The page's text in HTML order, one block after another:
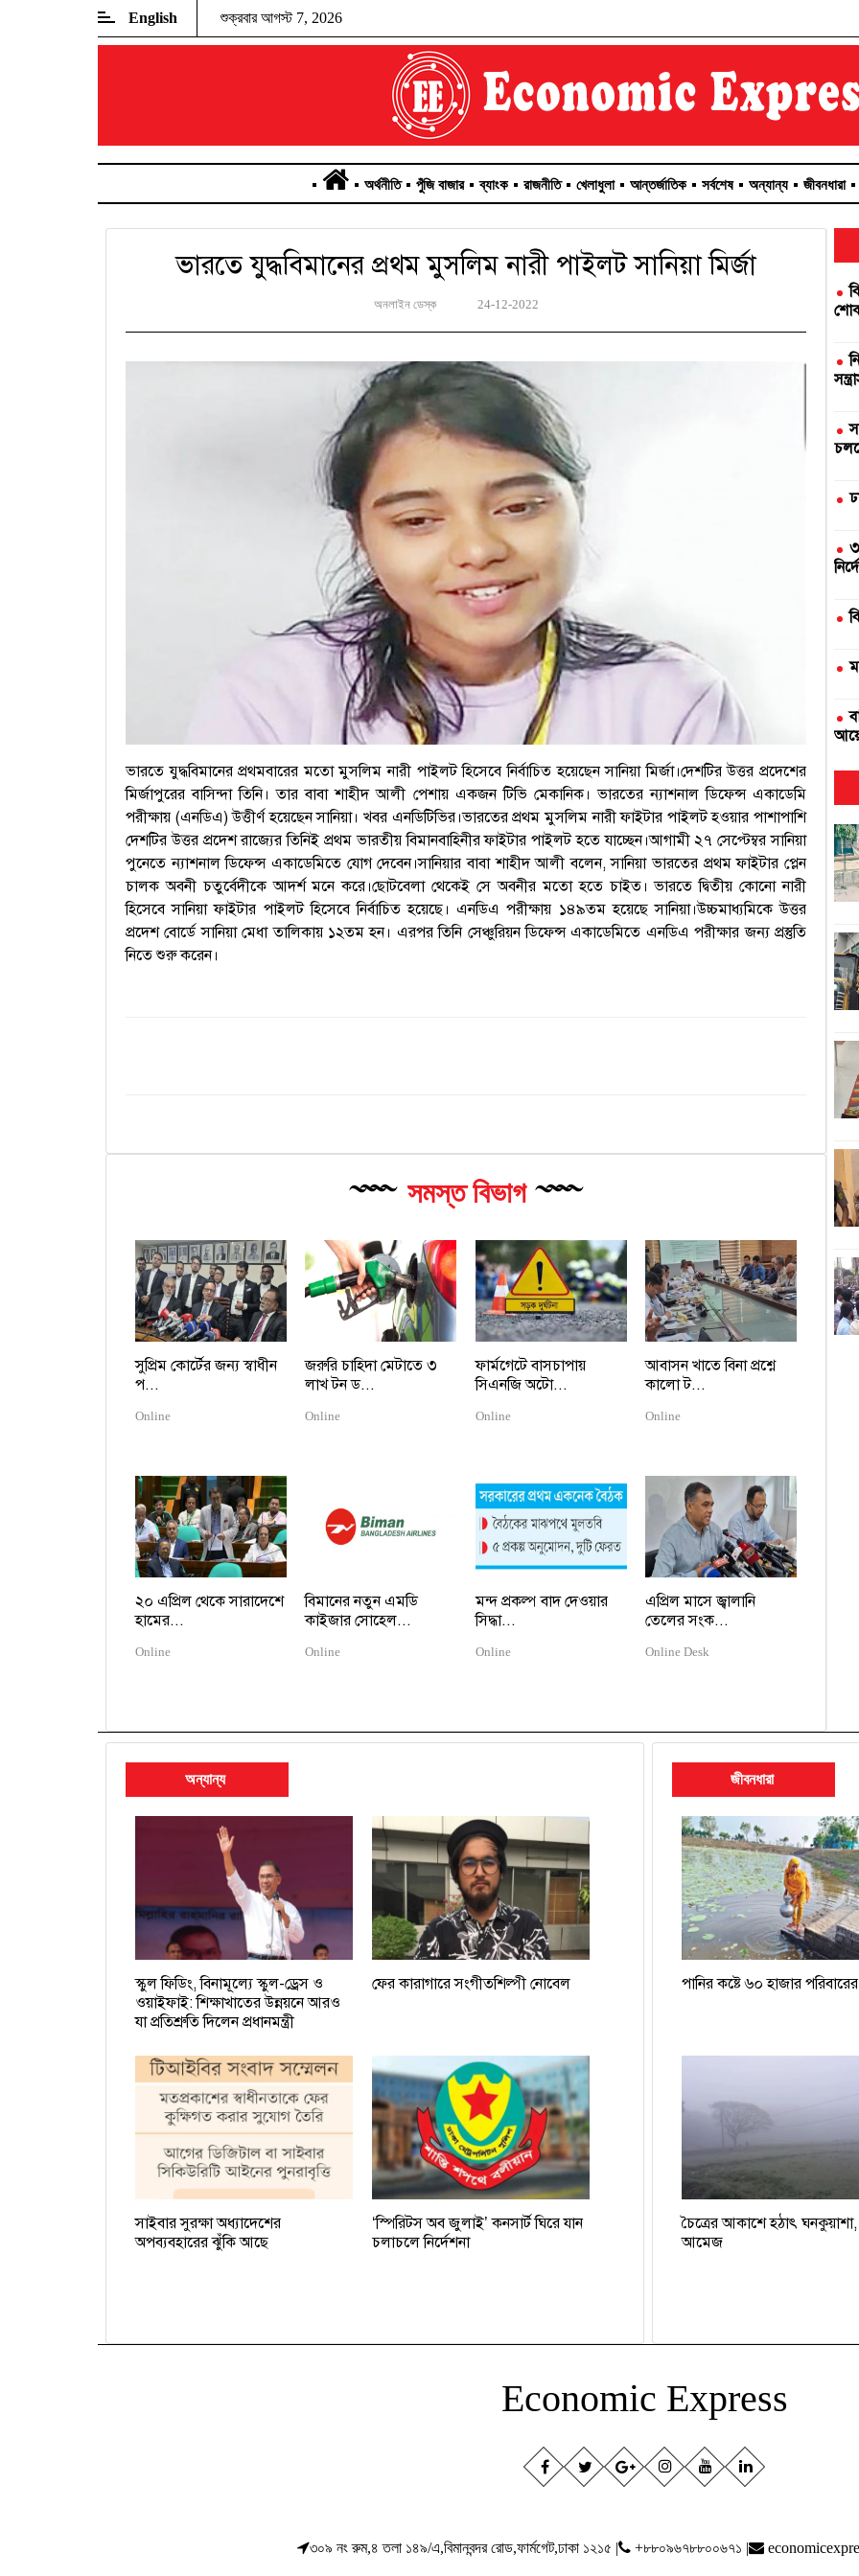
English শুক্রবার আগস্ট 7, 2026
অর্থনীতি পুঁজি বাজার ব্যাংক রাজনীতি খেলাধুলা আন্তর্জাতিক সর্বশেষ অন্যান্য জীবনধারা
ভারতে যুদ্ধবিমানের প্রথম মুসলিম নারী পাইলট সানিয়া মির্জা
অনলাইন ডেস্ক 24-12-2022
ভারতে যুদ্ধবিমানের প্রথমবারের মতো মুসলিম নারী পাইলট হিসেবে নির্বাচিত হয়েছেন সানিয়া মির্জা।দেশটির উত্তর প্রদেশের
মির্জাপুরের বাসিন্দা তিনি। তার বাবা শাহীদ আলী পেশায় একজন টিভি মেকানিক। ভারতের ন্যাশনাল ডিফেন্স একাডেমি
পরীক্ষায় (এনডিএ) উত্তীর্ণ হয়েছেন সানিয়া। খবর এনডিটিভির।ভারতের প্রথম মুসলিম নারী ফাইটার পাইলট হওয়ার পাশাপাশি
দেশটির উত্তর প্রদেশ রাজ্যের তিনিই প্রথম ভারতীয় বিমানবাহিনীর ফাইটার পাইলট হতে যাচ্ছেন।আগামী ২৭ সেপ্টেম্বর সানিয়া
পুনেতে ন্যাশনাল ডিফেন্স একাডেমিতে যোগ দেবেন।সানিয়ার বাবা শাহীদ আলী বলেন, সানিয়া ভারতের প্রথম ফাইটার প্লেন
চালক অবনী চতুর্বেদীকে আদর্শ মনে করে।ছোটবেলা থেকেই সে অবনীর মতো হতে চাইত। ভারতে দ্বিতীয় কোনো নারী
হিসেবে সানিয়া ফাইটার পাইলট হিসেবে নির্বাচিত হয়েছে। এনডিএ পরীক্ষায় ১৪৯তম হয়েছে সানিয়া।উচ্চমাধ্যমিকে উত্তর
প্রদেশ বোর্ডে সানিয়া মেধা তালিকায় ১২তম হন। এরপর তিনি সেঞ্চুরিয়ন ডিফেন্স একাডেমিতে এনডিএ পরীক্ষার জন্য প্রস্তুতি
নিতে শুরু করেন।
সমস্ত বিভাগ
সুপ্রিম কোর্টের জন্য স্বাধীন
প...
Online
জরুরি চাহিদা মেটাতে ৩
লাখ টন ড...
Online
ফার্মগেটে বাসচাপায়
সিএনজি অটো...
Online
আবাসন খাতে বিনা প্রশ্নে
কালো ট...
Online
২০ এপ্রিল থেকে সারাদেশে
হামের...
Online
বিমানের নতুন এমডি
কাইজার সোহেল...
Online
মন্দ প্রকল্প বাদ দেওয়ার
সিদ্ধা...
Online
এপ্রিল মাসে জ্বালানি
তেলের সংক...
Online Desk
অন্যান্য
স্কুল ফিডিং, বিনামূল্যে স্কুল-ড্রেস ও
ওয়াইফাই: শিক্ষাখাতের উন্নয়নে আরও
যা প্রতিশ্রুতি দিলেন প্রধানমন্ত্রী
ফের কারাগারে সংগীতশিল্পী নোবেল
সাইবার সুরক্ষা অধ্যাদেশের
অপব্যবহারের ঝুঁকি আছে
‘স্পিরিটস অব জুলাই’ কনসার্ট ঘিরে যান
চলাচলে নির্দেশনা
জীবনধারা
পানির কষ্টে ৬০ হাজার
চৈত্রের আকাশে হঠাৎ
আমেজ
Economic Express
৩০৯ নং রুম,৪ তলা ১৪৯/এ,বিমানবন্দর রোড,ফার্মগেট,ঢাকা ১২১৫ | +৮৮০৯৬৭৮৮০০৬৭১ |